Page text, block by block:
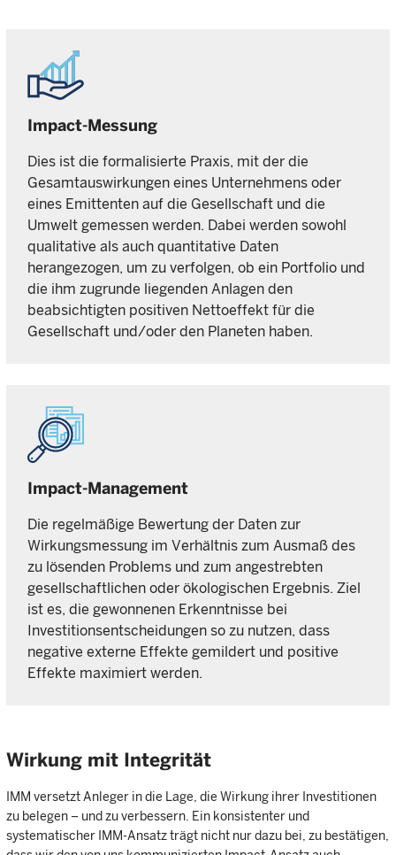
Impact-Messung
Dies ist die formalisierte Praxis, mit der die
Gesamtauswirkungen eines Unternehmens oder
eines Emittenten auf die Gesellschaft und die
Umwelt gemessen werden. Dabei werden sowohl
qualitative als auch quantitative Daten
herangezogen, um zu verfolgen, ob ein Portfolio und
die ihm zugrunde liegenden Anlagen den
beabsichtigten positiven Nettoeffekt für die
Gesellschaft und/oder den Planeten haben.
Impact-Management
Die regelmäßige Bewertung der Daten zur
Wirkungsmessung im Verhältnis zum Ausmaß des
zu lösenden Problems und zum angestrebten
gesellschaftlichen oder ökologischen Ergebnis. Ziel
ist es, die gewonnenen Erkenntnisse bei
Investitionsentscheidungen so zu nutzen, dass
negative externe Effekte gemildert und positive
Effekte maximiert werden.
Wirkung mit Integrität
IMM versetzt Anleger in die Lage, die Wirkung ihrer Investitionen
zu belegen – und zu verbessern. Ein konsistenter und
systematischer IMM-Ansatz trägt nicht nur dazu bei, zu bestätigen,